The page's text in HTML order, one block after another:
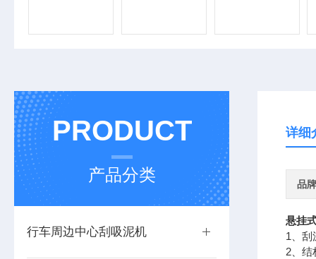
PRODUCT
产品分类
行车周边中心刮吸泥机
详细
品牌
悬挂
1、刮
2、结